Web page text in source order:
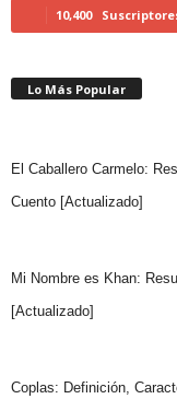
10,400
Lo Más Popular
El Caballero Carmelo:
Cuento [Actualizado]
Mi Nombre es Khan:
[Actualizado]
Coplas: Definición,